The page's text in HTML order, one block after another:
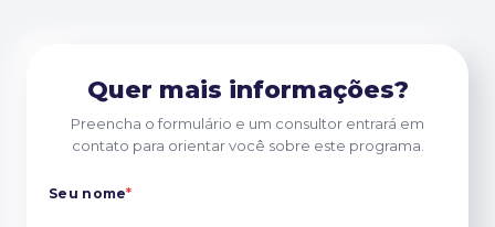
Quer mais informações?
Preencha o formulário e um consultor entrará em
contato para orientar você sobre este programa.
Seu nome*